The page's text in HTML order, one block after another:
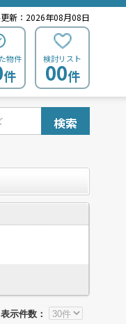
新：2026年08月08日
物件
件
検討リスト
00件
検索
表示件数：